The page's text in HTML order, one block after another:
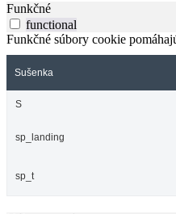
Funkčné
functional
Funkčné súbory cookie
Sušenka
S
sp_landing
sp_t